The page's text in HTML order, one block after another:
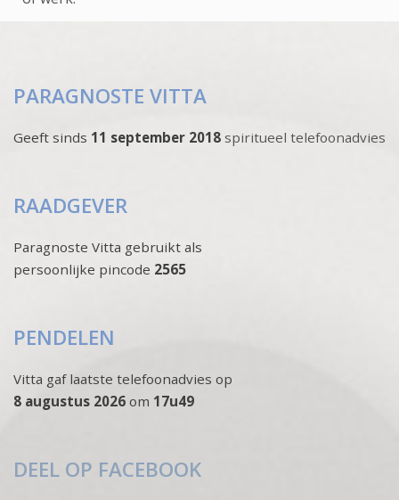
PARAGNOSTE VITTA
Geeft sinds 11 september 2018 spiritueel telefoonadvies
RAADGEVER
Paragnoste Vitta gebruikt als
persoonlijke pincode 2565
PENDELEN
Vitta gaf laatste telefoonadvies op
8 augustus 2026 om 17u49
DEEL OP FACEBOOK